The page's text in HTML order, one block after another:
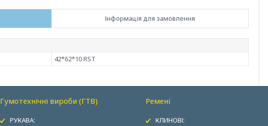
Інформація для замовлення
42*62*10 RST
Гумотехнічні вироби (ГТВ)
РУКАВА:
Ремені
КЛИНОВІ: